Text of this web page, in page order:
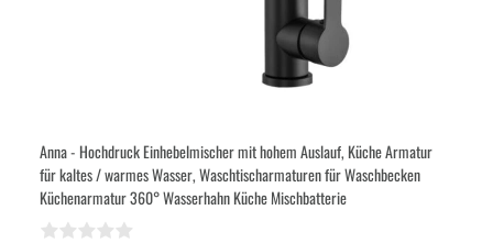
Anna - Hochdruck Einhebelmischer mit hohem Auslauf, Küche Armatur
für kaltes / warmes Wasser, Waschtischarmaturen für Waschbecken
Küchenarmatur 360° Wasserhahn Küche Mischbatterie